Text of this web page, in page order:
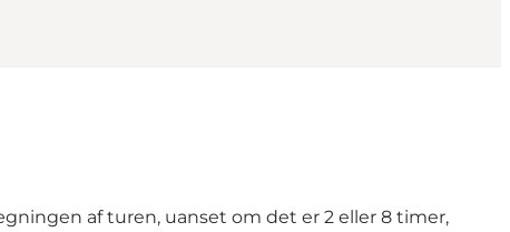
af turen, uanset om det er 2 eller 8 timer,